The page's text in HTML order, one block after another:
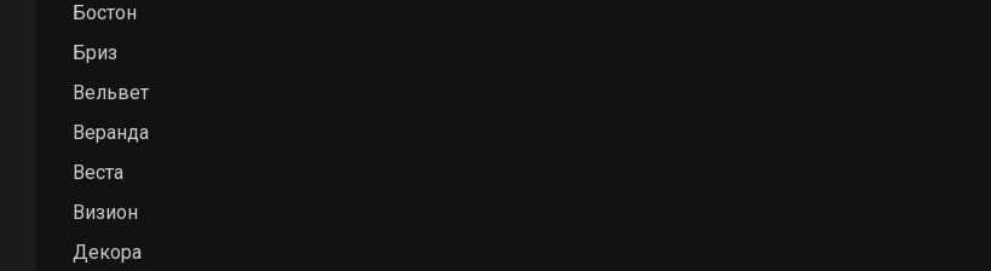
Бостон
Бриз
Вельвет
Веранда
Веста
Визион
Декора